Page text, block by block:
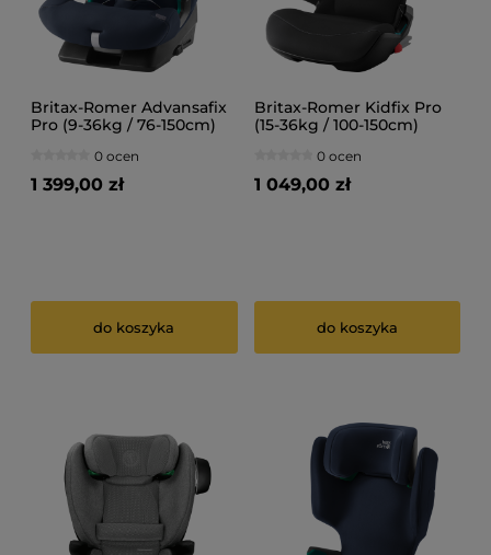
Britax-Romer Advansafix
Pro (9-36kg / 76-150cm)
0 ocen
1 399,00 zł
do koszyka
Britax-Romer Kidfix Pro
(15-36kg / 100-150cm)
0 ocen
1 049,00 zł
do koszyka